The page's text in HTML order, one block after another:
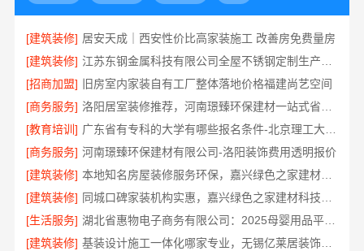
[建筑装修] 居安天成｜西安性价比高家装施工 改善房免费量房
[建筑装修]
[招商加盟]
旧房室内家装自有工厂整体落地价格福建尚艺空间
[商务服务]
[教育培训]
广东省有专科的大学有哪些报名条件-北京理工大学珠海学院继教院
[商务服务] 河南璟臻环保建材有限公司-洛阳装饰费用透明报价
[建筑装修]
本地知名房屋装修服务环保，嘉兴绿色之家建材科技有限公司绿色家装首选
[建筑装修]
[生活服务]
湖北省惠物电子商务有限公司：2025母婴用品平台优缺点分析
[建筑装修]
基装设计施工一体化哪家专业，无锡亿莱居装饰工程材料有限公司